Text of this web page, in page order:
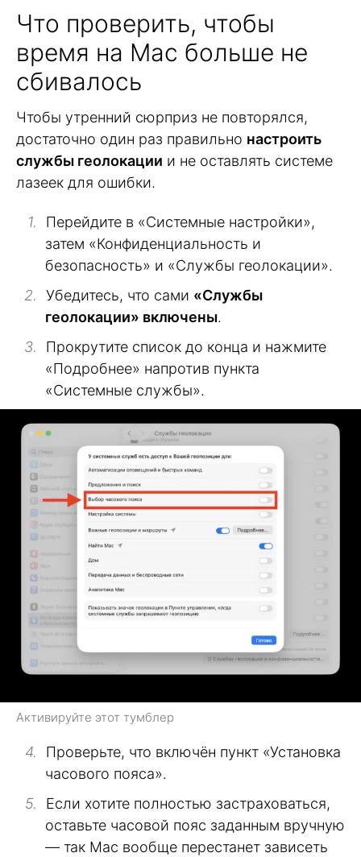
Что проверить, чтобы
время на Mac больше не
сбивалось
Чтобы утренний сюрприз не повторялся,
достаточно один раз правильно настроить
службы геолокации и не оставлять системе
лазеек для ошибки.
Перейдите в «Системные настройки»,
затем «Конфиденциальность и
безопасность» и «Службы геолокации».
Убедитесь, что сами «Службы
геолокации» включены.
Прокрутите список до конца и нажмите
«Подробнее» напротив пункта
«Системные службы».
Активируйте этот тумблер
Проверьте, что включён пункт «Установка
часового пояса».
Если хотите полностью застраховаться,
оставьте часовой пояс заданным вручную
— так Mac вообще перестанет зависеть